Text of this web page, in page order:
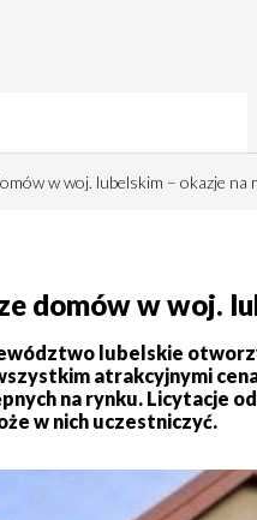
w woj. lubelskim – okazje
domów w woj.
lubelskie
atrakcyjnymi
na rynku. Licytacje
w nich uczestniczyć.